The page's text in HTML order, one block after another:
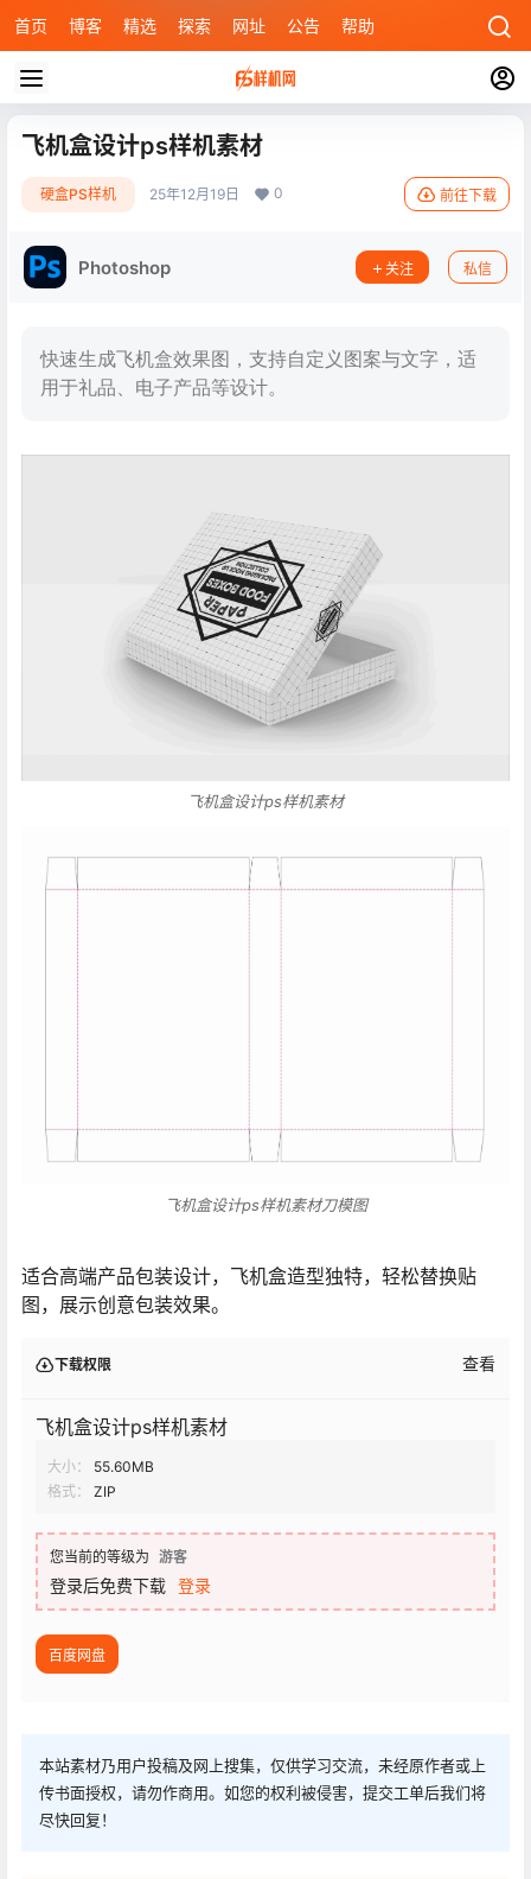
首页 博客 精选 探索 网址 公告 帮助
飞机盒设计ps样机素材
硬盒PS样机 25年12月19日 0 前往下载
Photoshop 关注 私信
快速生成飞机盒效果图，支持自定义图案与文字，适
用于礼品、电子产品等设计。
飞机盒设计ps样机素材
飞机盒设计ps样机素材刀模图
适合高端产品包装设计，飞机盒造型独特，轻松替换贴
图，展示创意包装效果。
下载权限 查看
飞机盒设计ps样机素材
大小：
55.60MB
格式：
ZIP
您当前的等级为 游客
登录后免费下载 登录
百度网盘
本站素材乃用户投稿及网上搜集，仅供学习交流，未经原作者或上
传书面授权，请勿作商用。如您的权利被侵害，提交工单后我们将
尽快回复！